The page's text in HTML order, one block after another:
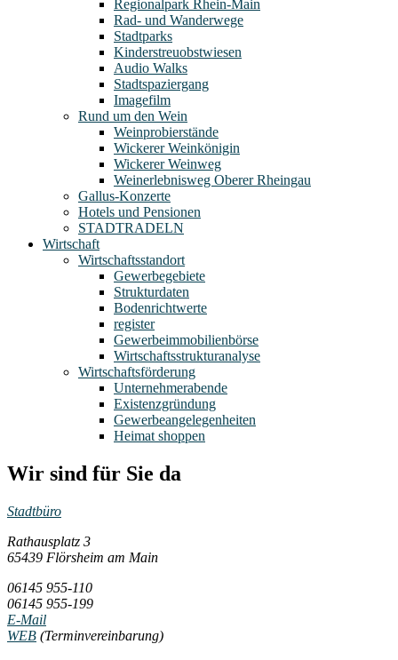
Regionalpark Rhein-Main
Rad- und Wanderwege
Stadtparks
Kinderstreuobstwiesen
Audio Walks
Stadtspaziergang
Imagefilm
Rund um den Wein
Weinprobierstände
Wickerer Weinkönigin
Wickerer Weinweg
Weinerlebnisweg Oberer Rheingau
Gallus-Konzerte
Hotels und Pensionen
STADTRADELN
Wirtschaft
Wirtschaftsstandort
Gewerbegebiete
Strukturdaten
Bodenrichtwerte
register
Gewerbeimmobilienbörse
Wirtschaftsstrukturanalyse
Wirtschaftsförderung
Unternehmerabende
Existenzgründung
Gewerbeangelegenheiten
Heimat shoppen
Wir sind für Sie da
Stadtbüro
Rathausplatz 3
65439 Flörsheim am Main
06145 955-110
06145 955-199
E-Mail
WEB (Terminvereinbarung)